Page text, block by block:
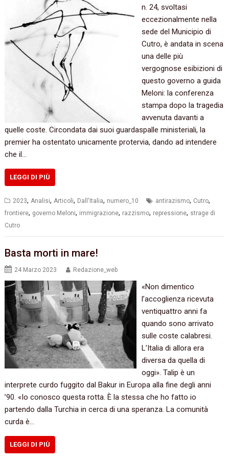
n. 24, svoltasi
eccezionalmente nella
sede del Municipio di
Cutro, è andata in scena
una delle più
vergognose esibizioni di
questo governo a guida
Meloni: la conferenza
stampa dopo la tragedia
avvenuta davanti a
quelle coste. Circondata dai suoi guardaspalle ministeriali, la
premier ha ostentato unicamente protervia, dando ad intendere
che il…
LEGGI DI PIÙ
2023, Analisi, Articoli, Dall'Italia, numero_10 antirazismo, Cutro,
frontiere, governo Meloni, immigrazione, razzismo, repressione, strage di
Cutro
Basta morti in mare!
24 Marzo 2023 Redazione_web
«Non dimentico
l’accoglienza ricevuta
ventiquattro anni fa
quando sono arrivato
sulle coste calabresi.
L’Italia di allora era
diversa da quella di
oggi». Talip è un
interprete curdo fuggito dal Bakur in Europa alla fine degli anni
’90. «Io conosco questa rotta. È la stessa che ho fatto io
partendo dalla Turchia in cerca di una speranza. La comunità
curda è…
LEGGI DI PIÙ